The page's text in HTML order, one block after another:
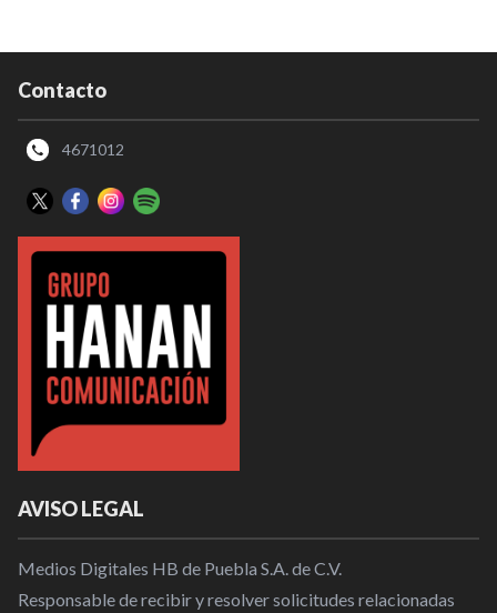
Contacto
4671012
AVISO LEGAL
Medios Digitales HB de Puebla S.A. de C.V.
Responsable de recibir y resolver solicitudes relacionadas